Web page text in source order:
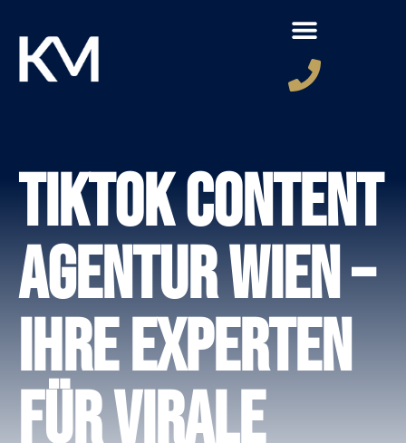
TikTok Content
Agentur Wien –
Ihre Experten
für virale